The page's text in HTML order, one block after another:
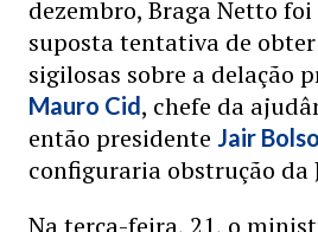
dezembro, Braga Netto
suposta tentativa de
sigilosas sobre a delação
Mauro Cid, chefe da
então presidente Jair
configuraria obstrução da
Na terça-feira, 21, o